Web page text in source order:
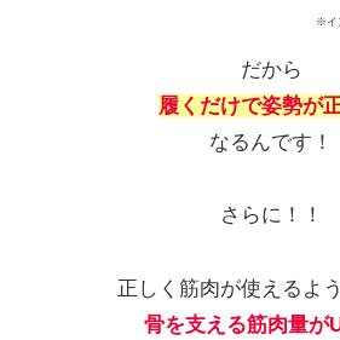
※イ
だから
履くだけで姿勢が
なるんです！
さらに！！
正しく筋肉が使えるよ
骨を支える筋肉量が